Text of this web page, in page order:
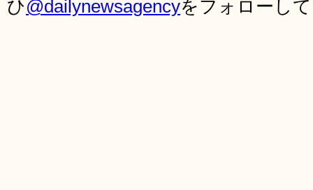
ひ@dailynewsagencyをフォローし